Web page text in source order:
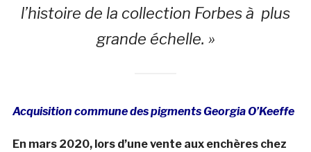
l’histoire de la collection Forbes à plus
grande échelle. »
Acquisition commune des pigments Georgia O’Keeffe
En mars 2020, lors d’une vente aux enchères chez